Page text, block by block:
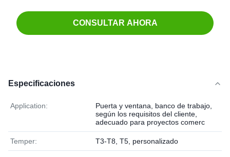
CONSULTAR AHORA
Especificaciones
Application:
Puerta y ventana, banco de trabajo,
según los requisitos del cliente,
adecuado para proyectos comerc
Temper: T3-T8, T5, personalizado